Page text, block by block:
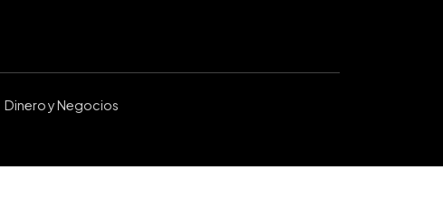
Dinero y Negocios